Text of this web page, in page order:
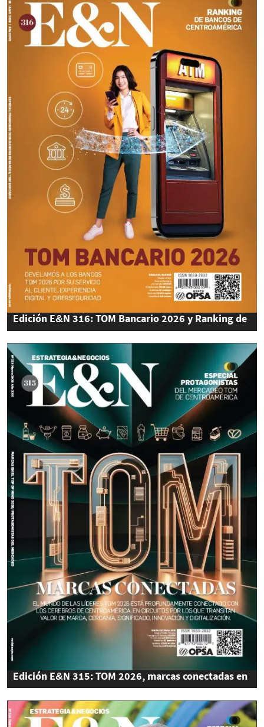
Edición E&N 316: TOM Bancario 2026 y Ranking de
Bancos
Edición E&N 315: TOM 2026, marcas conectadas en
los cerebros de Centroamérica